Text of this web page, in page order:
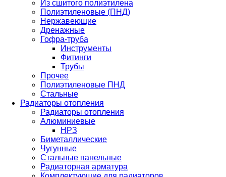
Из сшитого полиэтилена
Полиэтиленовые (ПНД)
Нержавеющие
Дренажные
Гофра-труба
Инструменты
Фитинги
Трубы
Прочее
Полиэтиленовые ПНД
Стальные
Радиаторы отопления
Радиаторы отопления
Алюминиевые
НРЗ
Биметаллические
Чугунные
Стальные панельные
Радиаторная арматура